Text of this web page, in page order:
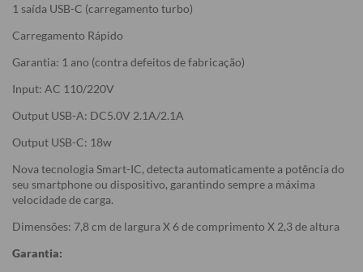
1 saída USB-C (carregamento turbo)
Carregamento Rápido
Garantia: 1 ano (contra defeitos de fabricação)
Input: AC 110/220V
Output USB-A: DC5.0V 2.1A/2.1A
Output USB-C: 18w
Nova tecnologia Smart-IC, detecta automaticamente a potência do
seu smartphone ou dispositivo, garantindo sempre a máxima
velocidade de carga.
Dimensões: 7,8 cm de largura X 6 de comprimento X 2,3 de altura
Garantia: